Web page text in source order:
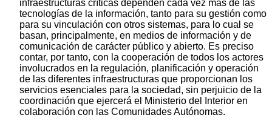
infraestructuras críticas dependen cada vez más de las
tecnologías de la información, tanto para su gestión como
para su vinculación con otros sistemas, para lo cual se
basan, principalmente, en medios de información y de
comunicación de carácter público y abierto. Es preciso
contar, por tanto, con la cooperación de todos los actores
involucrados en la regulación, planificación y operación
de las diferentes infraestructuras que proporcionan los
servicios esenciales para la sociedad, sin perjuicio de la
coordinación que ejercerá el Ministerio del Interior en
colaboración con las Comunidades Autónomas.